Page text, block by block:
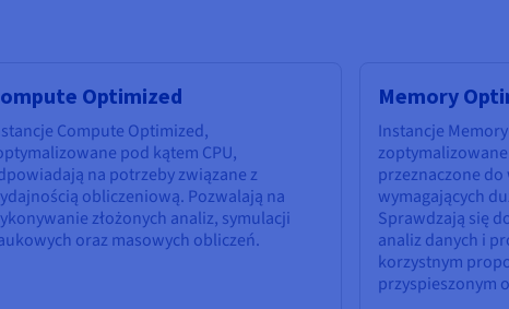
Optimized
Compute Optimized,
pod kątem CPU,
na potrzeby związane z
obliczeniową. Pozwalają na
złożonych analiz, symulacji
oraz masowych obliczeń.
Memory
Instancje
zoptymalizowane
przeznaczone
wymagających
Sprawdzają się
analiz danych i
korzystnym
przyspieszonym